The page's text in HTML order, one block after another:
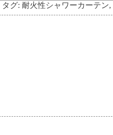
タグ: 耐火性シャワーカーテン,